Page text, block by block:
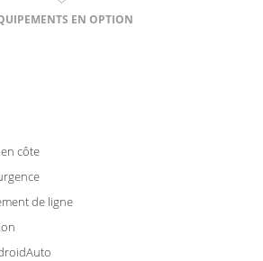
EN OPTION
côte
de ligne